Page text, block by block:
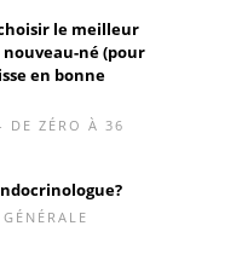
le meilleur
né (pour
en bonne
DE ZÉRO À 36